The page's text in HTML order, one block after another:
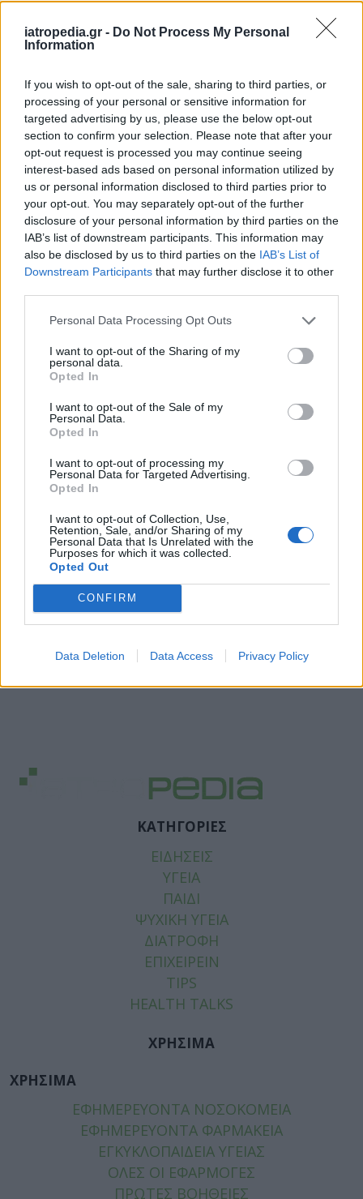
iatropedia.gr - Do Not Process My Personal
Information
If you wish to opt-out of the sale, sharing to third parties, or
processing of your personal or sensitive information for
targeted advertising by us, please use the below opt-out
section to confirm your selection. Please note that after your
opt-out request is processed you may continue seeing
interest-based ads based on personal information utilized by
us or personal information disclosed to third parties prior to
your opt-out. You may separately opt-out of the further
disclosure of your personal information by third parties on the
IAB’s list of downstream participants. This information may
also be disclosed by us to third parties on the IAB’s List of
Downstream Participants that may further disclose it to other
Personal Data Processing Opt Outs
I want to opt-out of the Sharing of my
personal data.
Opted In
I want to opt-out of the Sale of my
Personal Data.
Opted In
I want to opt-out of processing my
Personal Data for Targeted Advertising.
Opted In
I want to opt-out of Collection, Use,
Retention, Sale, and/or Sharing of my
Personal Data that Is Unrelated with the
Purposes for which it was collected.
Opted Out
CONFIRM
Data Deletion Data Access Privacy Policy
ΕΦΗΜΕΡΕΥΟΝΤΑ ΝΟΣΟΚΟΜΕΙΑ
Δείτε ποιάνοσοκομείαεφημερεύουν
ΚΑΤΗΓΟΡΙΕΣ
ΕΙΔΗΣΕΙΣ
ΥΓΕΙΑ
ΠΑΙΔΙ
ΨΥΧΙΚΗ ΥΓΕΙΑ
ΔΙΑΤΡΟΦΗ
ΕΠΙΧΕΙΡΕΙΝ
TIPS
HEALTH TALKS
ΧΡΗΣΙΜΑ
ΧΡΗΣΙΜΑ
ΕΦΗΜΕΡΕΥΟΝΤΑ ΝΟΣΟΚΟΜΕΙΑ
ΕΦΗΜΕΡΕΥΟΝΤΑ ΦΑΡΜΑΚΕΙΑ
ΕΓΚΥΚΛΟΠΑΙΔΕΙΑ ΥΓΕΙΑΣ
ΟΛΕΣ ΟΙ ΕΦΑΡΜΟΓΕΣ
ΠΡΩΤΕΣ ΒΟΗΘΕΙΕΣ